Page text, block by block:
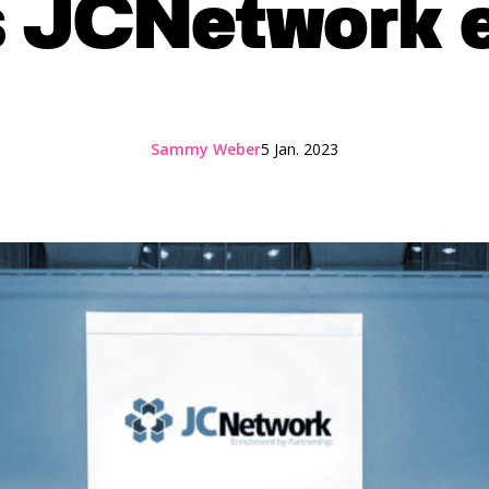
JCNetwork
5 Jan. 2023
Sammy Weber